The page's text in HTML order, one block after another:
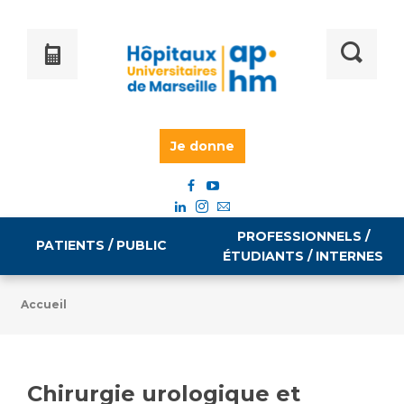
Je donne
PATIENTS / PUBLIC
PROFESSIONNELS /
ÉTUDIANTS / INTERNES
Emploi / formation
Accueil
Chirurgie urologique et